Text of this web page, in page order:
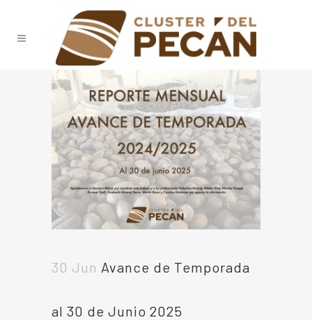
30 Jun Avance de Temporada
al 30 de Junio 2025